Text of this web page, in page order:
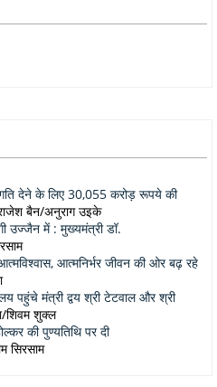
देने के लिए 30,055 करोड़ रूपये की
बैन/अनुराग उइके
उज्जैन में : मुख्यमंत्री डॉ.
आत्मनिर्भर जीवन की ओर बढ़ रहे
पहुंचे मंत्री द्वय श्री टेटवाल और श्री
शिवम शुक्ल
की पुण्यतिथि पर दी
सिरसाम